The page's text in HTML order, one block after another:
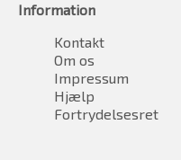
Information
Kontakt
Om os
Impressum
Hjælp
Fortrydelsesret